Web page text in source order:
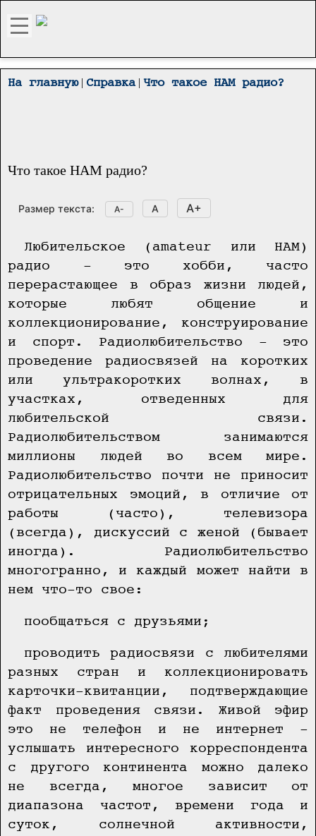
На главную| Справка | Что такое НАМ радио?
Что такое НАМ радио?
Размер текста: A- A A+
Любительское (amateur или HAM)
радио - это хобби, часто
перерастающее в образ жизни людей,
которые любят общение и
коллекционирование, конструирование
и спорт. Радиолюбительство - это
проведение радиосвязей на коротких
или ультракоротких волнах, в
участках, отведенных для
любительской связи.
Радиолюбительством занимаются
миллионы людей во всем мире.
Радиолюбительство почти не приносит
отрицательных эмоций, в отличие от
работы (часто), телевизора
(всегда), дискуссий с женой (бывает
иногда). Радиолюбительство
многогранно, и каждый может найти в
нем что-то свое:
пообщаться с друзьями;
проводить радиосвязи с любителями
разных стран и коллекционировать
карточки-квитанции, подтверждающие
факт проведения связи. Живой эфир
это не телефон и не интернет -
услышать интересного корреспондента
с другого континента можно далеко
не всегда, многое зависит от
диапазона частот, времени года и
суток, солнечной активности,